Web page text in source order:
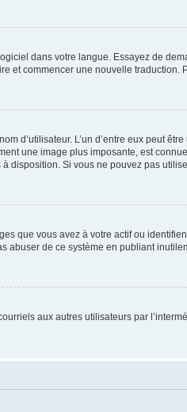
dans votre langue. Essayez de
et commencer une nouvelle
d’utilisateur. L’un d’entre eux peut
une image plus imposante, est
disposition. Si vous ne pouvez pas
que vous avez à votre actif ou
de ce système en publiant
aux autres utilisateurs par